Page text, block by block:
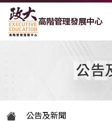
高階管理發展中心
公告
公告及新聞